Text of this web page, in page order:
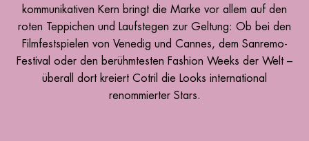
kommunikativen Kern bringt die Marke vor allem auf den
roten Teppichen und Laufstegen zur Geltung: Ob bei den
Filmfestspielen von Venedig und Cannes, dem Sanremo-
Festival oder den berühmtesten Fashion Weeks der Welt –
überall dort kreiert Cotril die Looks international
renommierter Stars.